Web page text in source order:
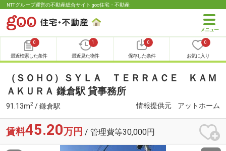
NTTグループ運営の不動産総合サイト goo住宅・不動産
0
最近検索した条件
1
最近見た物件
0
保存した条件
0
お気に入り
（ＳＯＨＯ）ＳＹＬＡ ＴＥＲＲＡＣＥ ＫＡＭ
ＡＫＵＲＡ 鎌倉駅 貸事務所
91.13m2 / 鎌倉駅 情報提供元 アットホーム
賃料45.20万円 / 管理費等30,000円